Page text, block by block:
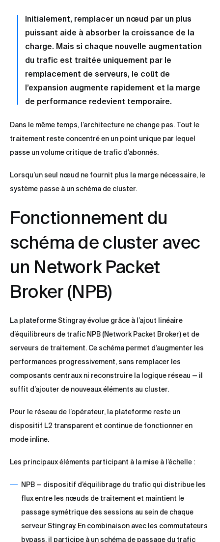
Initialement, remplacer un nœud par un plus
puissant aide à absorber la croissance de la
charge. Mais si chaque nouvelle augmentation
du trafic est traitée uniquement par le
remplacement de serveurs, le coût de
l’expansion augmente rapidement et la marge
de performance redevient temporaire.
Dans le même temps, l’architecture ne change pas. Tout le
traitement reste concentré en un point unique par lequel
passe un volume critique de trafic d’abonnés.
Lorsqu’un seul nœud ne fournit plus la marge nécessaire, le
système passe à un schéma de cluster.
Fonctionnement du
schéma de cluster avec
un Network Packet
Broker (NPB)
La plateforme Stingray évolue grâce à l’ajout linéaire
d’équilibreurs de trafic NPB (Network Packet Broker) et de
serveurs de traitement. Ce schéma permet d’augmenter les
performances progressivement, sans remplacer les
composants centraux ni reconstruire la logique réseau — il
suffit d’ajouter de nouveaux éléments au cluster.
Pour le réseau de l’opérateur, la plateforme reste un
dispositif L2 transparent et continue de fonctionner en
mode inline.
Les principaux éléments participant à la mise à l’échelle :
NPB — dispositif d’équilibrage du trafic qui distribue les
flux entre les nœuds de traitement et maintient le
passage symétrique des sessions au sein de chaque
serveur Stingray. En combinaison avec les commutateurs
bypass, il participe à un schéma de passage du trafic